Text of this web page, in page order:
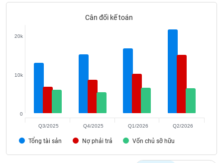
Cân đối kế toán
Tổng tài sản Nợ phải trả Vốn chủ sỡ hữu
0
10k
20k
Q3/2025 Q4/2025 Q1/2026 Q2/2026
Dịch
Sách